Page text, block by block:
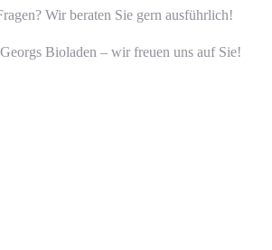
Wir beraten Sie gern ausführlich!
Bioladen – wir freuen uns auf Sie!